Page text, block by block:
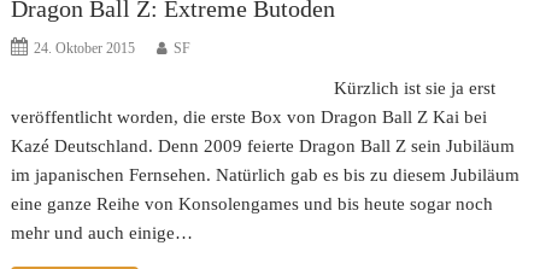
Dragon Ball Z: Extreme Butoden
24. Oktober 2015 SF
Kürzlich ist sie ja erst
veröffentlicht worden, die erste Box von Dragon Ball Z Kai bei
Kazé Deutschland. Denn 2009 feierte Dragon Ball Z sein Jubiläum
im japanischen Fernsehen. Natürlich gab es bis zu diesem Jubiläum
eine ganze Reihe von Konsolengames und bis heute sogar noch
mehr und auch einige…